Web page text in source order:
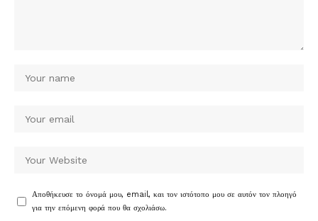
Αποθήκευσε το όνομά μου, email, και τον ιστότοπο μου σε αυτόν τον πλοηγό
για την επόμενη φορά που θα σχολιάσω.